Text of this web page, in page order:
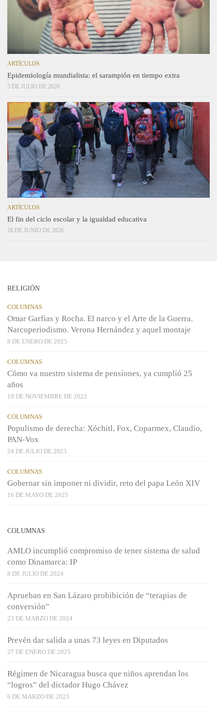
ARTÍCULOS
Epidemiología mundialista: el sarampión en tiempo extra
5 DE JULIO DE 2026
ARTÍCULOS
El fin del ciclo escolar y la igualdad educativa
28 DE JUNIO DE 2026
RELIGIÓN
COLUMNAS
Omar Garfias y Rocha. El narco y el Arte de la Guerra.
Narcoperiodismo. Verona Hernández y aquel montaje
8 DE ENERO DE 2025
COLUMNAS
Cómo va nuestro sistema de pensiones, ya cumplió 25
años
19 DE NOVIEMBRE DE 2022
COLUMNAS
Populismo de derecha: Xóchitl, Fox, Coparmex, Claudio,
PAN-Vox
24 DE JULIO DE 2023
COLUMNAS
Gobernar sin imponer ni dividir, reto del papa León XIV
16 DE MAYO DE 2025
COLUMNAS
AMLO incumplió compromiso de tener sistema de salud
como Dinamarca: IP
8 DE JULIO DE 2024
Aprueban en San Lázaro prohibición de “terapias de
conversión”
23 DE MARZO DE 2024
Prevén dar salida a unas 73 leyes en Diputados
27 DE ENERO DE 2025
Régimen de Nicaragua busca que niños aprendan los
“logros” del dictador Hugo Chávez
6 DE MARZO DE 2023